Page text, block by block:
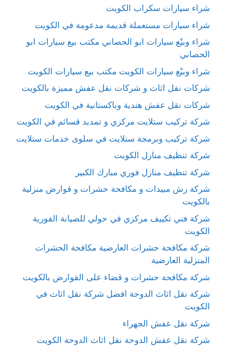
شراء سيارات سكراب الكويت
شراء سيارات مستعملة قديمة مدعومة في الكويت
شراء وبيْع سيارات ابو الحصاني مكتب بيع سيارات ابو
الحصاني
شراء وبيْع سيارات الكويت مكتب بيع سيارات الكويت
شركات نقل اثاث و شركات نقل عفش مميزة بالكويت
شركات نقل عفش هندية وباكستانية في الكويت
شركة تركيب ستلايت مركزي و تمديد قسائم في الكويت
شركة تركيب وبرمجة ستلايت في سلوى خدمات ستلايت
شركة تنظيف منازل الكويت
شركة تنظيف منازل فوري مبارك الكبير
شركة رش مبيدات و مكافحة حشرات و قوارض منزلية
بالكويت
شركة فني تكييف مركزي في حولي للصيانة الفورية
الكويت
شركة مكافحة حشرات العارضية مكافحة الحشرات
المنزلية العارضية
شركة مكافحة حشرات و قضاء على القوارض بالكويت
شركة نقل اثاث الدوحة افضل شركة نقل اثاث في
الكويت
شركة نقل عفش الجهراء
شركة نقل عفش الدوحة نقل اثاث الدوحة الكويت